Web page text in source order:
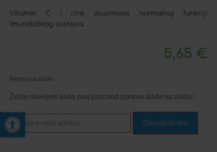
Open toolbar
Vitamin C i cink doprinose normalnoj funkciji
imunološkog sustava.
5,65 €
Nema na zalihi
Želite obavijest kada ovaj proizvod ponovo dođe na zalihu?
Obavijesti me